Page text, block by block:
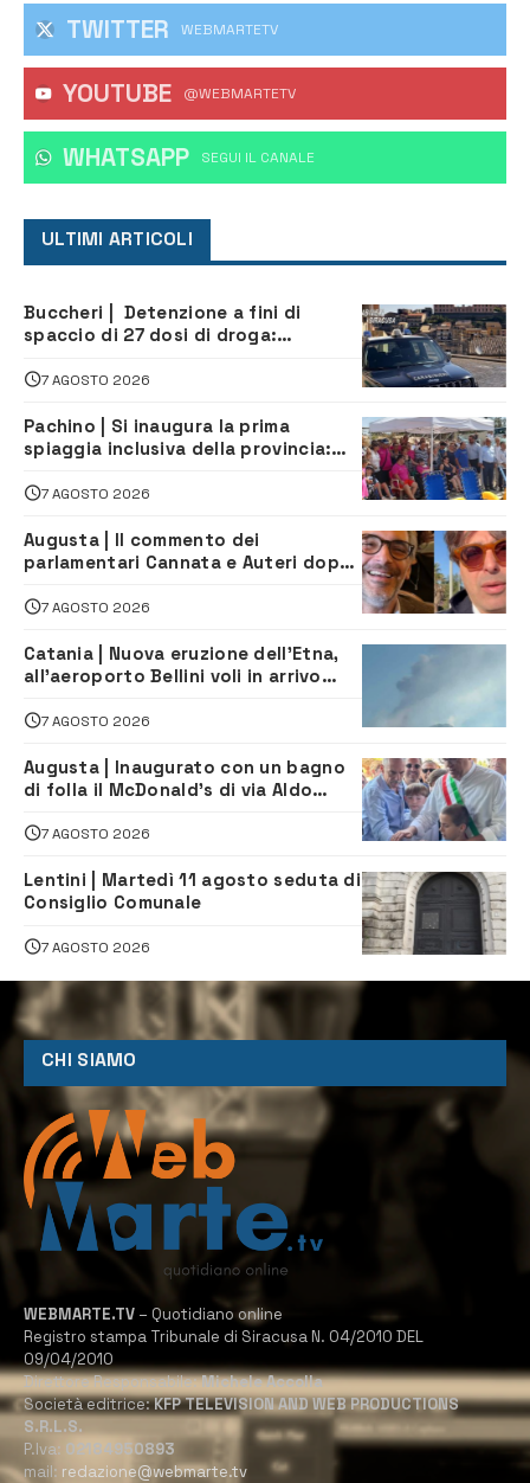
TWITTER WEBMARTETV
YOUTUBE @WEBMARTETV
WHATSAPP ‎SEGUI IL CANALE
ULTIMI ARTICOLI
Buccheri | Detenzione a fini di
spaccio di 27 dosi di droga:
7 AGOSTO 2026
Pachino | Si inaugura la prima
spiaggia inclusiva della provincia:
tutti
7 AGOSTO 2026
Augusta | Il commento dei
parlamentari Cannata e Auteri dopo
depuratore
7 AGOSTO 2026
Catania | Nuova eruzione dell’Etna,
all’aeroporto Bellini voli in arrivo
7 AGOSTO 2026
Augusta | Inaugurato con un bagno
di folla il McDonald’s di via Aldo
7 AGOSTO 2026
Lentini | Martedì 11 agosto seduta di
Consiglio Comunale
7 AGOSTO 2026
CHI SIAMO
WEBMARTE.TV – Quotidiano online
Registro stampa Tribunale di Siracusa N. 04/2010 DEL
09/04/2010
Direttore Responsabile:Michele Accolla
Società editrice:KFP TELEVISION AND WEB PRODUCTIONS
S.R.L.S.
P.Iva: 02184950893
mail: redazione@webmarte.tv